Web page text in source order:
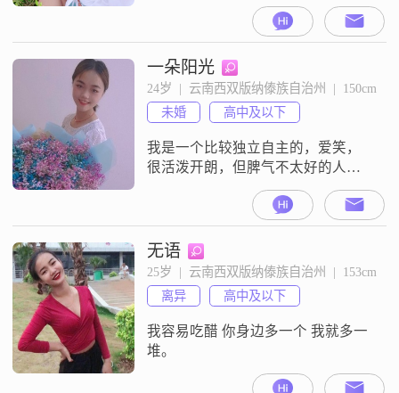
一朵阳光
24岁  |  云南西双版纳傣族自治州  |  150cm
未婚
高中及以下
我是一个比较独立自主的，爱笑，
很活泼开朗，但脾气不太好的人我
希望找一个比自己大几岁，然后有
责任，踏实，努力上进，孝顺父
母，并且是很爱很爱我的人喜欢以
后2个人的相处模式可以是兄弟也可
以是朋友也可以是恋人，甚至可以
是孩子，不同情况下不同切换，用
最快乐的方式相处，不同情况下不
同角色陪伴彼此
无语
25岁  |  云南西双版纳傣族自治州  |  153cm
离异
高中及以下
我容易吃醋 你身边多一个 我就多一
堆。